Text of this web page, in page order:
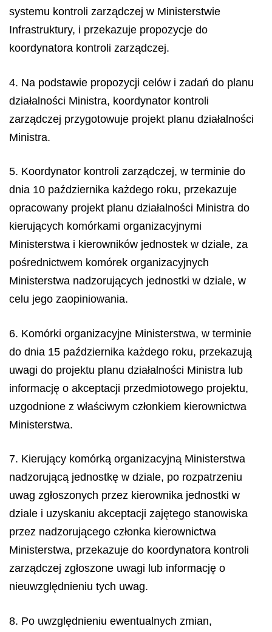
systemu kontroli zarządczej w Ministerstwie
Infrastruktury, i przekazuje propozycje do
koordynatora kontroli zarządczej.
4. Na podstawie propozycji celów i zadań do planu
działalności Ministra, koordynator kontroli
zarządczej przygotowuje projekt planu działalności
Ministra.
5. Koordynator kontroli zarządczej, w terminie do
dnia 10 października każdego roku, przekazuje
opracowany projekt planu działalności Ministra do
kierujących komórkami organizacyjnymi
Ministerstwa i kierowników jednostek w dziale, za
pośrednictwem komórek organizacyjnych
Ministerstwa nadzorujących jednostki w dziale, w
celu jego zaopiniowania.
6. Komórki organizacyjne Ministerstwa, w terminie
do dnia 15 października każdego roku, przekazują
uwagi do projektu planu działalności Ministra lub
informację o akceptacji przedmiotowego projektu,
uzgodnione z właściwym członkiem kierownictwa
Ministerstwa.
7. Kierujący komórką organizacyjną Ministerstwa
nadzorującą jednostkę w dziale, po rozpatrzeniu
uwag zgłoszonych przez kierownika jednostki w
dziale i uzyskaniu akceptacji zajętego stanowiska
przez nadzorującego członka kierownictwa
Ministerstwa, przekazuje do koordynatora kontroli
zarządczej zgłoszone uwagi lub informację o
nieuwzględnieniu tych uwag.
8. Po uwzględnieniu ewentualnych zmian,